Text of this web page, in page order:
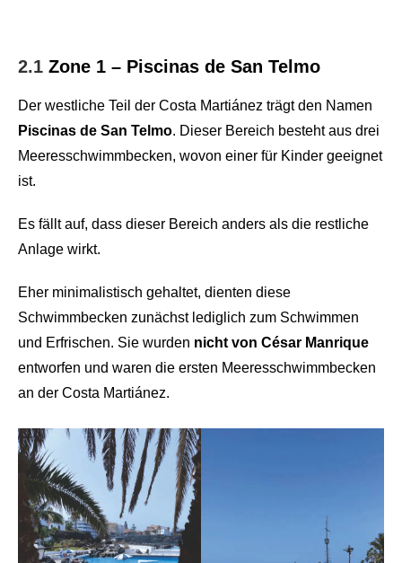
2.1 Zone 1 – Piscinas de San Telmo
Der westliche Teil der Costa Martiánez trägt den Namen
Piscinas de San Telmo. Dieser Bereich besteht aus drei
Meeresschwimmbecken, wovon einer für Kinder geeignet
ist.
Es fällt auf, dass dieser Bereich anders als die restliche
Anlage wirkt.
Eher minimalistisch gehaltet, dienten diese
Schwimmbecken zunächst lediglich zum Schwimmen
und Erfrischen. Sie wurden nicht von César Manrique
entworfen und waren die ersten Meeresschwimmbecken
an der Costa Martiánez.